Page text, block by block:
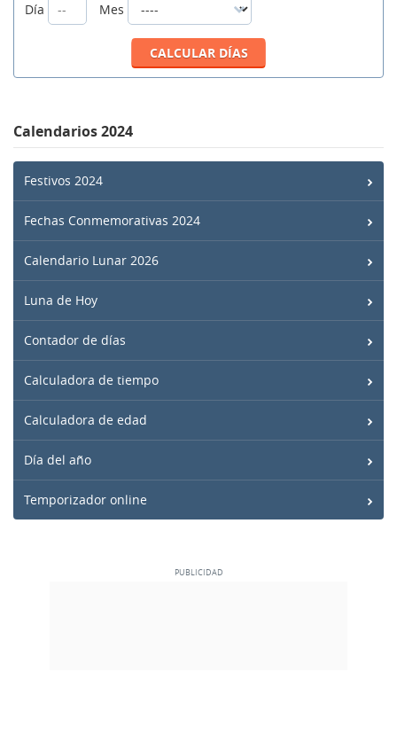
Día
Mes
Calendarios 2024
Festivos 2024
Fechas Conmemorativas 2024
Calendario Lunar 2026
Luna de Hoy
Contador de días
Calculadora de tiempo
Calculadora de edad
Día del año
Temporizador online